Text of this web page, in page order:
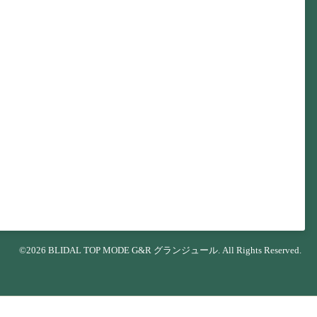
©2026 BLIDAL TOP MODE G&R グランジュール. All Rights Reserved.